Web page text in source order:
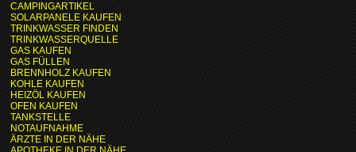
CAMPINGARTIKEL
SOLARPANELE KAUFEN
TRINKWASSER FINDEN
TRINKWASSERQUELLE
GAS KAUFEN
GAS FÜLLEN
BRENNHOLZ KAUFEN
KOHLE KAUFEN
HEIZÖL KAUFEN
OFEN KAUFEN
TANKSTELLE
NOTAUFNAHME
ÄRZTE IN DER NÄHE